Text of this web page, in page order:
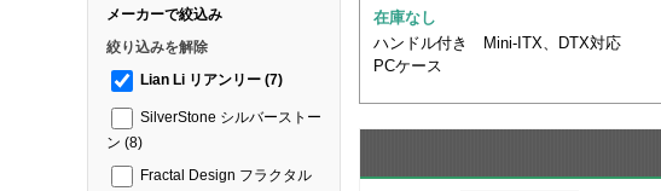
メーカーで絞込み
絞り込みを解除
Lian Li リアンリー (7)
SilverStone シルバーストー
ン (8)
Fractal Design フラクタル
在庫なし
ハンドル付き Mini-ITX、DTX対応
PCケース